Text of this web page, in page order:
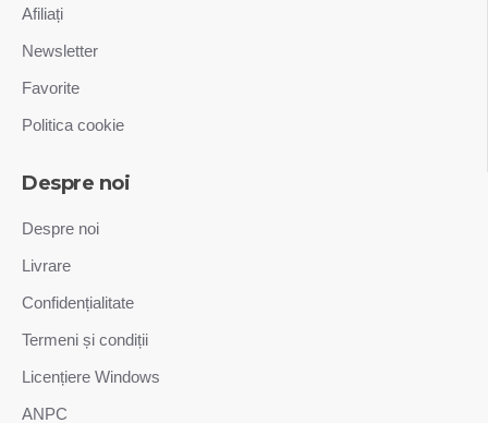
Afiliați
Newsletter
Favorite
Politica cookie
Despre noi
Despre noi
Livrare
Confidențialitate
Termeni și condiții
Licențiere Windows
ANPC